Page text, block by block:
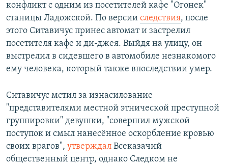
конфликт с одним из посетителей кафе "Огонек"
станицы Ладожской. По версии следствия, после
этого Ситавичус принес автомат и застрелил
посетителя кафе и ди-джея. Выйдя на улицу, он
выстрелил в сидевшего в автомобиле незнакомого
ему человека, который также впоследствии умер.
Ситавичус мстил за изнасилование
"представителями местной этнической преступной
группировки" девушки, "совершил мужской
поступок и смыл нанесённое оскорбление кровью
своих врагов", утверждал Всеказачий
общественный центр, однако Следком не